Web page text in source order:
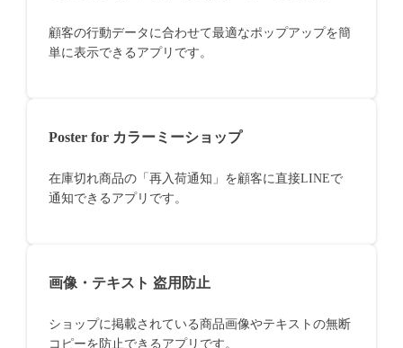
顧客の行動データに合わせて最適なポップアップを簡
単に表示できるアプリです。
Poster for カラーミーショップ
在庫切れ商品の「再入荷通知」を顧客に直接LINEで
通知できるアプリです。
画像・テキスト 盗用防止
ショップに掲載されている商品画像やテキストの無断
コピーを防止できるアプリです。